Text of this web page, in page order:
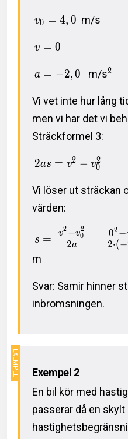
v0 = 4, 0 m/s
v = 0
a = −2,0 m/s2
Vi vet inte hur lång
men vi har det vi
Sträckformel 3:
2as = v2 − v0
2
Vi löser ut sträckan
värden:
s = 2a
v2 −v0
2
= 2⋅(−
02 −
m
Svar: Samir hinner
inbromsningen.
Exempel 2
En bil kör med
passerar då en skylt